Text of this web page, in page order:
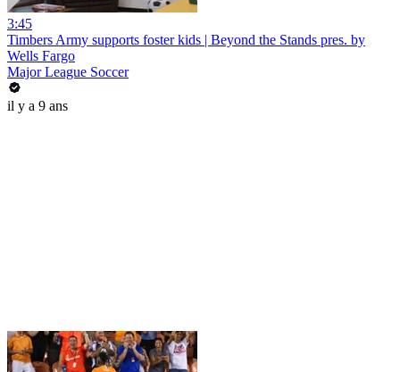
3:45
Timbers Army supports foster kids | Beyond the Stands pres. by
Wells Fargo
Major League Soccer
il y a 9 ans